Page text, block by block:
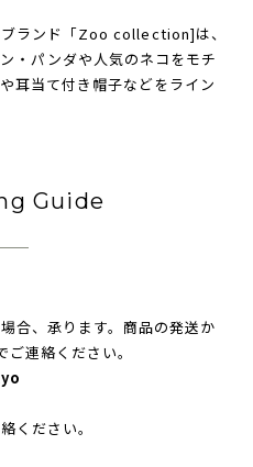
ランド「Zoo collection]は、
・パンダや人気のネコをモチ
耳当て付き帽子などをライン
Guide
合、承ります。商品の発送か
連絡ください。
ください。